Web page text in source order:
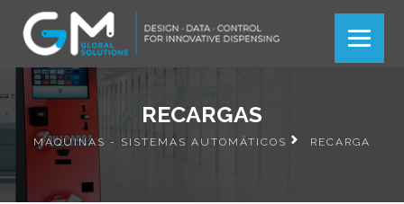
RECARGAS
MÁQUINAS - SISTEMAS AUTOMÁTICOS RECARGA